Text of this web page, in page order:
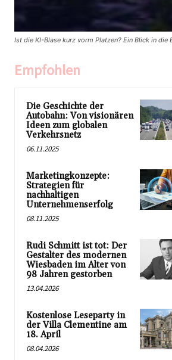
Ist die KI-Blase kurz vorm Platzen? Ein Blick in
Empfohlen
Die Geschichte der
Autobahn: Von visionären
Ideen zum globalen
Verkehrsnetz
06.11.2025
Marketingkonzepte:
Strategien für
nachhaltigen
Unternehmenserfolg
08.11.2025
Rudi Schmitt ist tot: Der
Gestalter des modernen
Wiesbaden im Alter von
98 Jahren gestorben
13.04.2026
Kostenlose Leseparty in
der Villa Clementine am
18. April
08.04.2026